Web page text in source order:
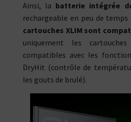
Ainsi, la batterie intégrée
rechargeable en peu de temps
cartouches XLIM sont
uniquement les
compatibles avec les
DryHit (contrôle de
les gouts de brulé).